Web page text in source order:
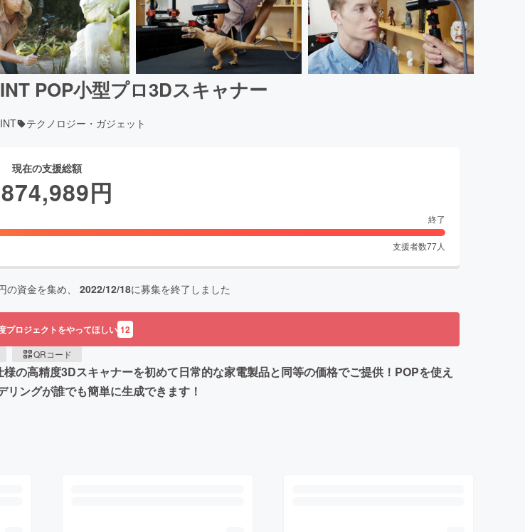
POP小型プロ3Dスキャナー
テクノロジー・ガジェット
現在の支援総額
円
終了
支援者数77人
の資金を集め、 2022/12/18に募集を終了しました
プロジェクトをやってほしい 12
QRコード
の高精度3Dスキャナーを初めて日常的な家電製品と同等の価格でご提供！POPを使え
ングが誰でも簡単に生成できます！